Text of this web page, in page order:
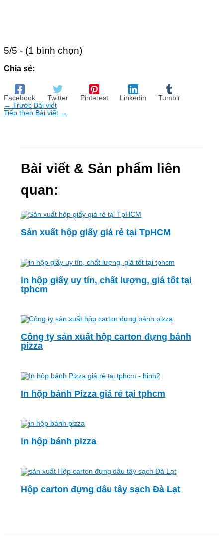
5/5 - (1 bình chọn)
Chia sẻ:
Facebook Twitter Pinterest Linkedin
Tumblr
← Trước Bài viết
Tiếp theo Bài viết →
Bài viết & Sản phẩm liên
quan:
Sản xuất hộp giấy giá rẻ tại TpHCM
in hộp giấy uy tín, chất lượng, giá tốt tại
tphcm
Công ty sản xuất hộp carton đựng bánh
pizza
In hộp bánh Pizza giá rẻ tại tphcm
in hộp bánh pizza
Hộp carton đựng dâu tây sạch Đà Lạt